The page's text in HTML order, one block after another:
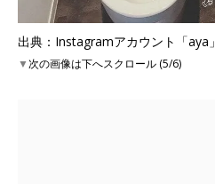
出典：Instagramアカウント「aya」
▼次の画像は下へスクロール (5/6)